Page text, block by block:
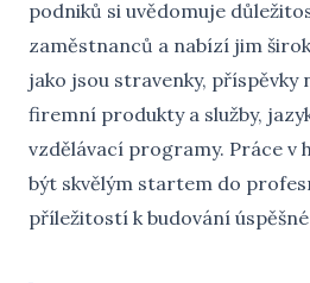
podniků si uvědomuje
zaměstnanců a nabízí jim
jako jsou stravenky, příspěvky
firemní produkty a služby,
vzdělávací programy. Práce v
být skvělým startem do
příležitostí k budování